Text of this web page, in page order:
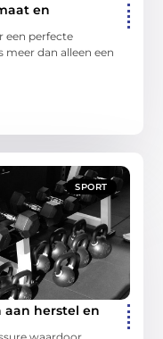
en
een perfecte
dan alleen een
SPORT
aan herstel en